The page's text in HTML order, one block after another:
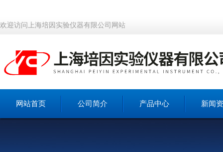
欢迎访问上海培因实验仪器有限公司网站
网站首页 公司简介 产品中心 新闻